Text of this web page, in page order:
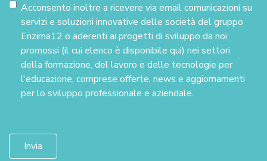
Acconsento inoltre a ricevere via email comunicazioni su
servizi e soluzioni innovative delle società del gruppo
Enzima12 o aderenti ai progetti di sviluppo da noi
promossi (il cui elenco è disponibile qui) nei settori
della formazione, del lavoro e delle tecnologie per
l'educazione, comprese offerte, news e aggiornamenti
per lo sviluppo professionale e aziendale.